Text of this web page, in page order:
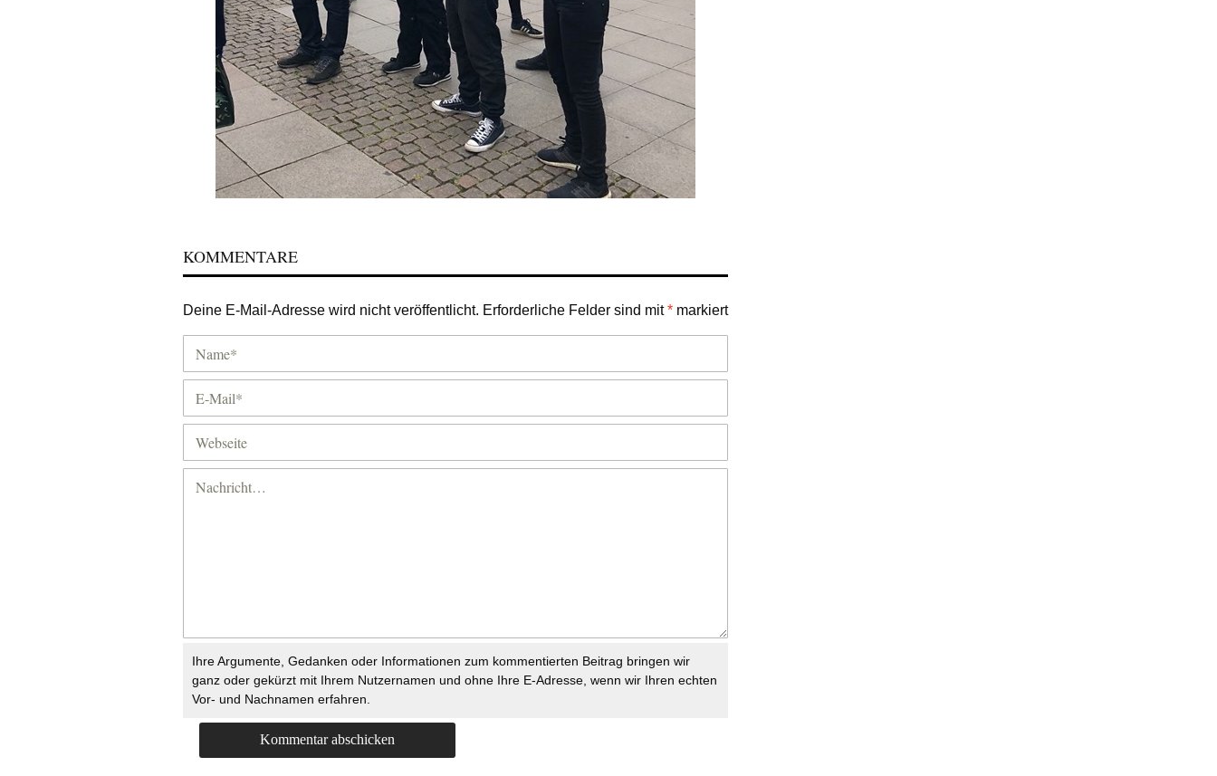
KOMMENTARE
Deine E-Mail-Adresse wird nicht veröffentlicht. Erforderliche Felder sind mit* markiert
Ihre Argumente, Gedanken oder Informationen zum kommentierten Beitrag bringen wir
ganz oder gekürzt mit Ihrem Nutzernamen und ohne Ihre E-Adresse, wenn wir Ihren echten
Vor- und Nachnamen erfahren.